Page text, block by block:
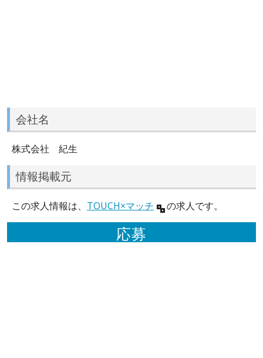
会社名
株式会社 紀生
情報掲載元
この求人情報は、 TOUCH×マッチ の求人です。
応募